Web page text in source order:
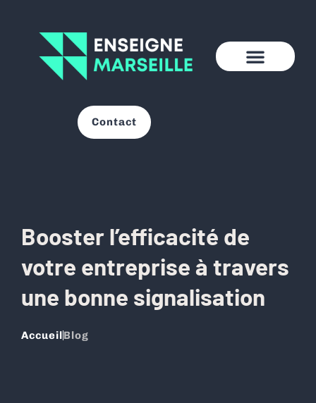
Contact
Booster l’efficacité de
votre entreprise à travers
une bonne signalisation
AccueilBlog